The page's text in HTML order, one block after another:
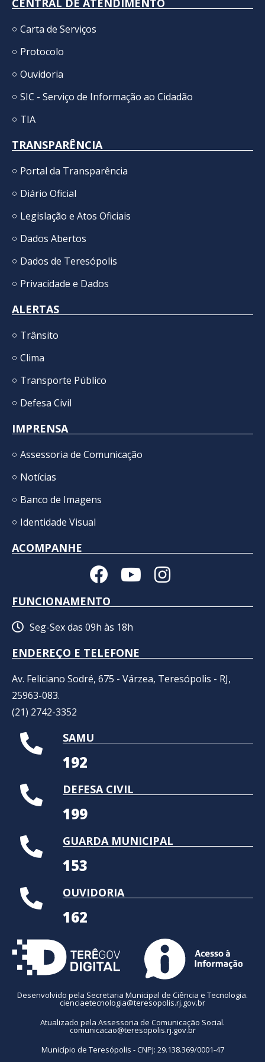
CENTRAL DE ATENDIMENTO
Carta de Serviços
Protocolo
Ouvidoria
SIC - Serviço de Informação ao Cidadão
TIA
TRANSPARÊNCIA
Portal da Transparência
Diário Oficial
Legislação e Atos Oficiais
Dados Abertos
Dados de Teresópolis
Privacidade e Dados
ALERTAS
Trânsito
Clima
Transporte Público
Defesa Civil
IMPRENSA
Assessoria de Comunicação
Notícias
Banco de Imagens
Identidade Visual
ACOMPANHE
FUNCIONAMENTO
Seg-Sex das 09h às 18h
ENDEREÇO E TELEFONE
Av. Feliciano Sodré, 675 - Várzea, Teresópolis - RJ,
25963-083.
(21) 2742-3352​
SAMU
192
DEFESA CIVIL
199
GUARDA MUNICIPAL
153
OUVIDORIA
162
Desenvolvido pela Secretaria Municipal de Ciência e Tecnologia.
cienciaetecnologia@teresopolis.rj.gov.br
Atualizado pela Assessoria de Comunicação Social.
comunicacao@teresopolis.rj.gov.br
Município de Teresópolis - CNPJ: 29.138.369/0001-47